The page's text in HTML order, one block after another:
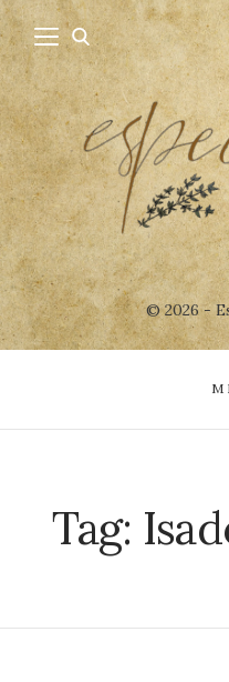
© 2026 -
Tag: